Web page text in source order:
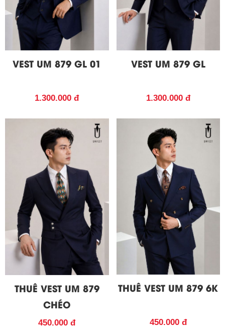
VEST UM 879 GL 01
1.300.000 đ
VEST UM 879 GL
1.300.000 đ
THUÊ VEST UM 879
CHÉO
450.000 đ
THUÊ VEST UM 879 6K
450.000 đ